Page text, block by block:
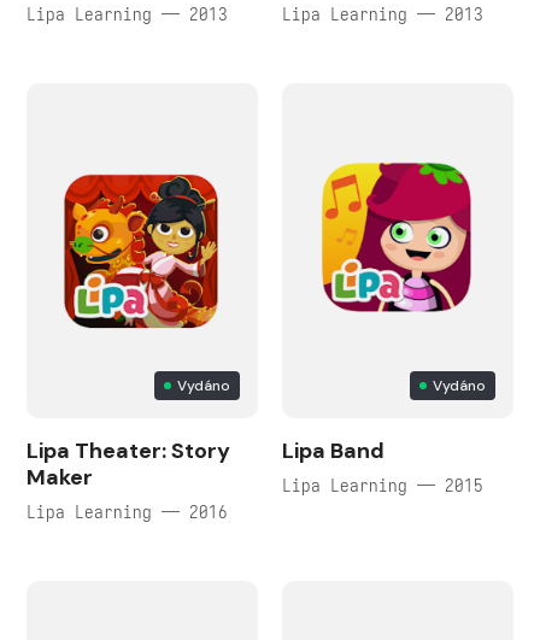
Lipa Learning — 2013 Lipa Learning — 2013
Vydáno
Lipa Theater: Story
Maker
Lipa Learning — 2016
Vydáno
Lipa Band
Lipa Learning — 2015